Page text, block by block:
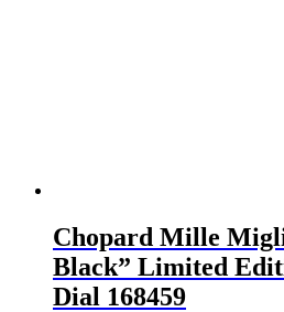
Chopard Mille
Black” Limited
Dial 168459